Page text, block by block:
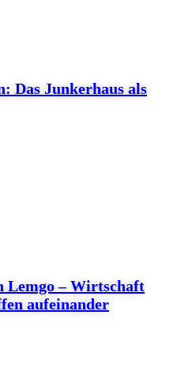
Das Junkerhaus als
Lemgo – Wirtschaft
aufeinander